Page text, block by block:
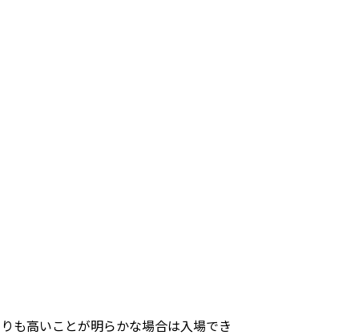
も高いことが明らかな場合は入場でき